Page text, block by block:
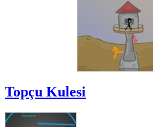
Topçu Kulesi